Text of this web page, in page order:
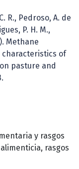
R., Pedroso, A. de
P. H. M.,
Methane
characteristics of
pasture and
y rasgos
rasgos